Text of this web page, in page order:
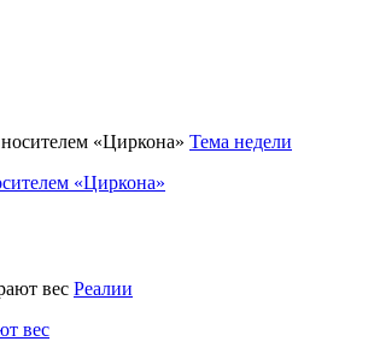
Тема недели
«Циркона»
Реалии
вес